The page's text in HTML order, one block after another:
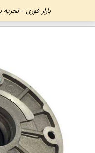
بازار فوری -